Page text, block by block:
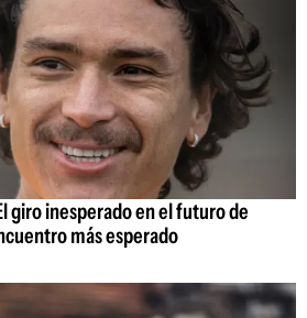
giro inesperado en el futuro de
más esperado